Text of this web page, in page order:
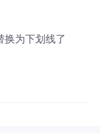
换为下划线了